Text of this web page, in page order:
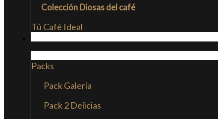
Colección Diosas del café
Tú Café Ideal
Packs
Pack Galería
Pack 2 Delicias